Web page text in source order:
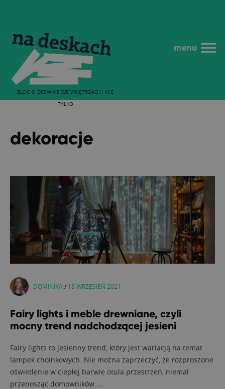
BLOG O DREWNIE WE WNĘTRZACH I NIE
TYLKO
menu
dekoracje
DOMINIKA / 18 WRZESIEŃ 2021
Fairy lights i meble drewniane, czyli
mocny trend nadchodzącej jesieni
Fairy lights to jesienny trend, który jest wariacją na temat
lampek choinkowych. Nie można zaprzeczyć, że rozproszone
oświetlenie w ciepłej barwie otula przestrzeń, niemal
przenosząc domowników ...